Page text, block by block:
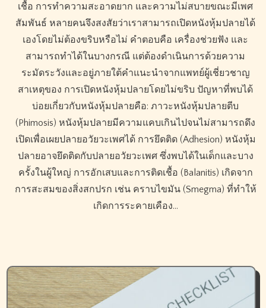
เชื้อ การทำความสะอาดยาก และความไม่สบายขณะมีเพศ
สัมพันธ์ หลายคนจึงสงสัยว่าเราสามารถเปิดหนังหุ้มปลายได้
เองโดยไม่ต้องขริบหรือไม่ คำตอบคือ เครื่องช่วยฟัง และ
สามารถทำได้ในบางกรณี แต่ต้องดำเนินการด้วยความ
ระมัดระวังและอยู่ภายใต้คำแนะนำจากแพทย์ผู้เชี่ยวชาญ
สาเหตุของ การเปิดหนังหุ้มปลายโดยไม่ขริบ ปัญหาที่พบได้
บ่อยเกี่ยวกับหนังหุ้มปลายคือ: ภาวะหนังหุ้มปลายตีบ
(Phimosis) หนังหุ้มปลายมีความแคบเกินไปจนไม่สามารถดึง
เปิดเพื่อเผยปลายอวัยวะเพศได้ การยึดติด (Adhesion) หนังหุ้ม
ปลายอาจยึดติดกับปลายอวัยวะเพศ ซึ่งพบได้ในเด็กและบาง
ครั้งในผู้ใหญ่ การอักเสบและการติดเชื้อ (Balanitis) เกิดจาก
การสะสมของสิ่งสกปรก เช่น คราบไขมัน (Smegma) ที่ทำให้
เกิดการระคายเคือง…